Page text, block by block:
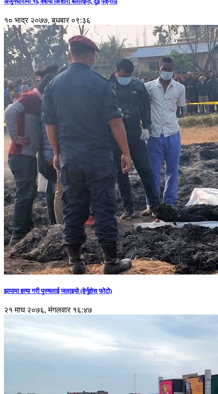
१० भाद्र २०७७, बुधबार ०९:३६
झापामा हत्या गरी पुरुषलाई जलाइयो (हेर्नुहाेस् फाेटाे)
२१ माघ २०७६, मंगलवार १६:४७